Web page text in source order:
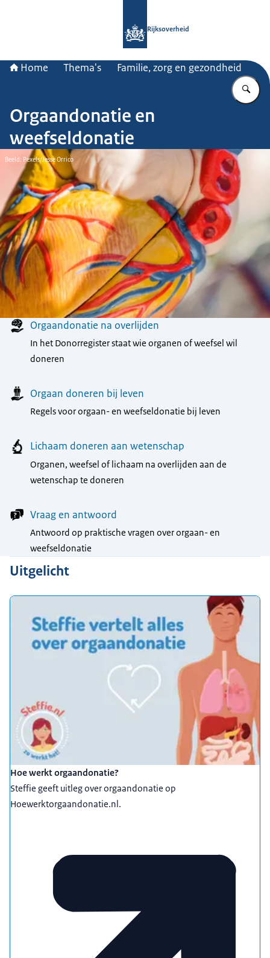
Rijksoverheid
Home Thema's Familie, zorg en gezondheid
Orgaandonatie en
weefseldonatie
Beeld: Pexels/Jesse Orrico
MenuOrgaandonatie na overlijden
In het Donorregister staat wie organen of weefsel wil
doneren
Orgaan doneren bij leven
Regels voor orgaan- en weefseldonatie bij leven
Lichaam doneren aan wetenschap
Organen, weefsel of lichaam na overlijden aan de
wetenschap te doneren
Vraag en antwoord
Antwoord op praktische vragen over orgaan- en
weefseldonatie
Uitgelicht
Hoe werkt orgaandonatie?
Steffie geeft uitleg over orgaandonatie op
Hoewerktorgaandonatie.nl.